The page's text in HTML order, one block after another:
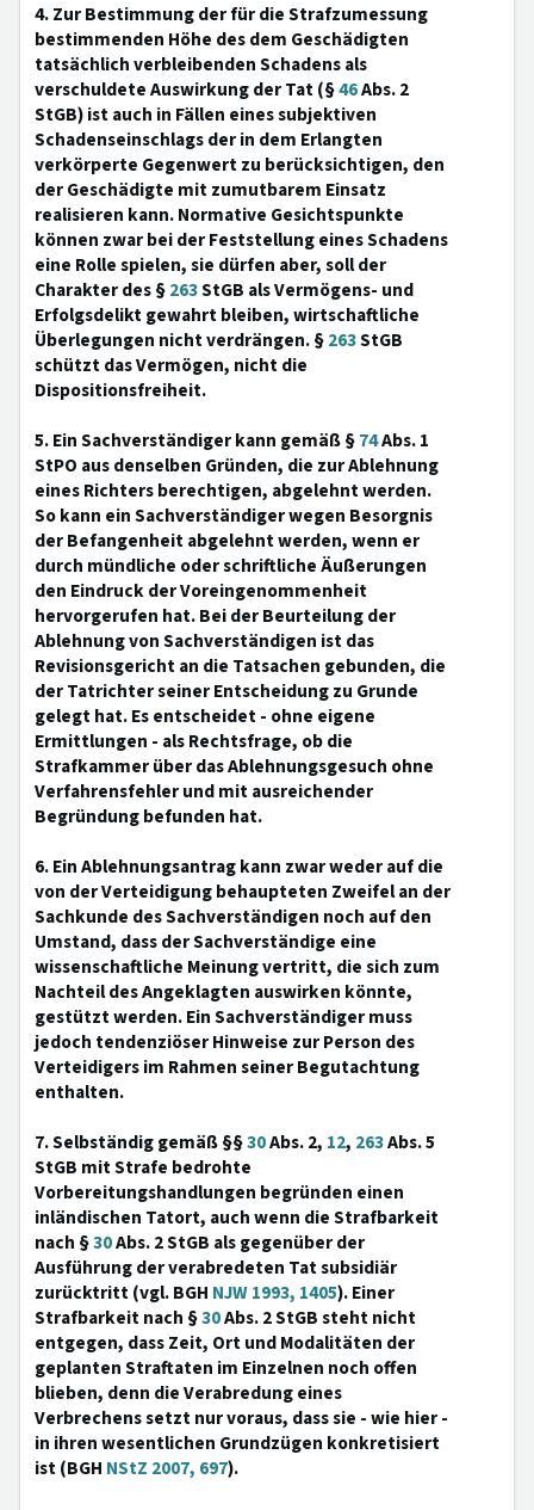
4. Zur Bestimmung der für die Strafzumessung
bestimmenden Höhe des dem Geschädigten
tatsächlich verbleibenden Schadens als
verschuldete Auswirkung der Tat (§46Abs. 2
StGB) ist auch in Fällen eines subjektiven
Schadenseinschlags der in dem Erlangten
verkörperte Gegenwert zu berücksichtigen, den
der Geschädigte mit zumutbarem Einsatz
realisieren kann. Normative Gesichtspunkte
können zwar bei der Feststellung eines Schadens
eine Rolle spielen, sie dürfen aber, soll der
Charakter des §263StGB als Vermögens- und
Erfolgsdelikt gewahrt bleiben, wirtschaftliche
Überlegungen nicht verdrängen. §263StGB
schützt das Vermögen, nicht die
Dispositionsfreiheit.
5. Ein Sachverständiger kann gemäß §74Abs. 1
StPO aus denselben Gründen, die zur Ablehnung
eines Richters berechtigen, abgelehnt werden.
So kann ein Sachverständiger wegen Besorgnis
der Befangenheit abgelehnt werden, wenn er
durch mündliche oder schriftliche Äußerungen
den Eindruck der Voreingenommenheit
hervorgerufen hat. Bei der Beurteilung der
Ablehnung von Sachverständigen ist das
Revisionsgericht an die Tatsachen gebunden, die
der Tatrichter seiner Entscheidung zu Grunde
gelegt hat. Es entscheidet - ohne eigene
Ermittlungen - als Rechtsfrage, ob die
Strafkammer über das Ablehnungsgesuch ohne
Verfahrensfehler und mit ausreichender
Begründung befunden hat.
6. Ein Ablehnungsantrag kann zwar weder auf die
von der Verteidigung behaupteten Zweifel an der
Sachkunde des Sachverständigen noch auf den
Umstand, dass der Sachverständige eine
wissenschaftliche Meinung vertritt, die sich zum
Nachteil des Angeklagten auswirken könnte,
gestützt werden. Ein Sachverständiger muss
jedoch tendenziöser Hinweise zur Person des
Verteidigers im Rahmen seiner Begutachtung
enthalten.
7. Selbständig gemäß §§30Abs. 2, 12, 263Abs. 5
StGB mit Strafe bedrohte
Vorbereitungshandlungen begründen einen
inländischen Tatort, auch wenn die Strafbarkeit
nach §30Abs. 2 StGB als gegenüber der
Ausführung der verabredeten Tat subsidiär
zurücktritt (vgl. BGH NJW 1993, 1405). Einer
Strafbarkeit nach §30Abs. 2 StGB steht nicht
entgegen, dass Zeit, Ort und Modalitäten der
geplanten Straftaten im Einzelnen noch offen
blieben, denn die Verabredung eines
Verbrechens setzt nur voraus, dass sie - wie hier -
in ihren wesentlichen Grundzügen konkretisiert
ist (BGH NStZ 2007, 697).